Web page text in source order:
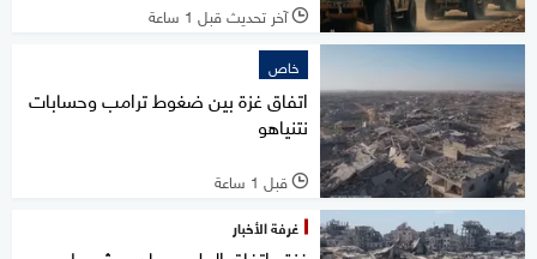
l آخر تحديث قبل 1 ساعة
خاص
اتفاق غزة بين ضغوط ترامب وحسابات
نتنياهو
l قبل 1 ساعة
غرفة الأخبار